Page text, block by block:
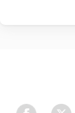
Facebook Twitter